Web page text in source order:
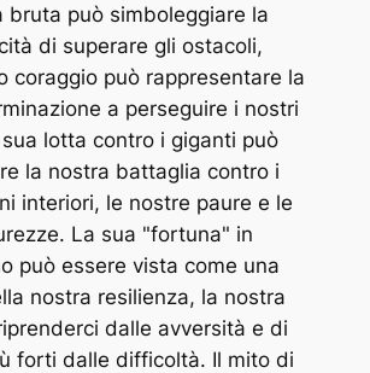
bruta può simboleggiare la
di superare gli ostacoli,
coraggio può rappresentare la
a perseguire i nostri
lotta contro i giganti può
la nostra battaglia contro i
interiori, le nostre paure e le
La sua "fortuna" in
può essere vista come una
nostra resilienza, la nostra
dalle avversità e di
forti dalle difficoltà. Il mito di